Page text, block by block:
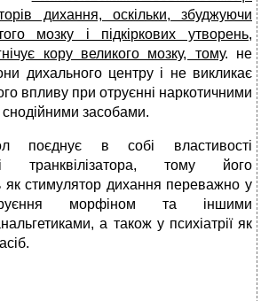
дихання, оскільки, збуджуючи
мозку і підкіркових утворень,
кору великого мозку, тому. не
дихального центру і не викликає
впливу при отруєнні наркотичними
снодійними засобами.
поєднує в собі властивості
транквілізатора, тому його
як стимулятор дихання переважно у
морфі­ном та іншими
а також у психіатрії як